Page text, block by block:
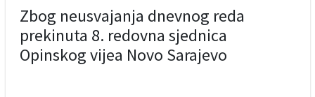
Zbog neusvajanja dnevnog reda
prekinuta 8. redovna sjednica
Opinskog vijea Novo Sarajevo